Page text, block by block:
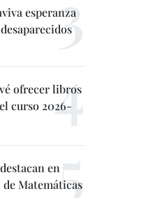
esperanza
ofrecer libros
curso 2026-
en
Matemáticas